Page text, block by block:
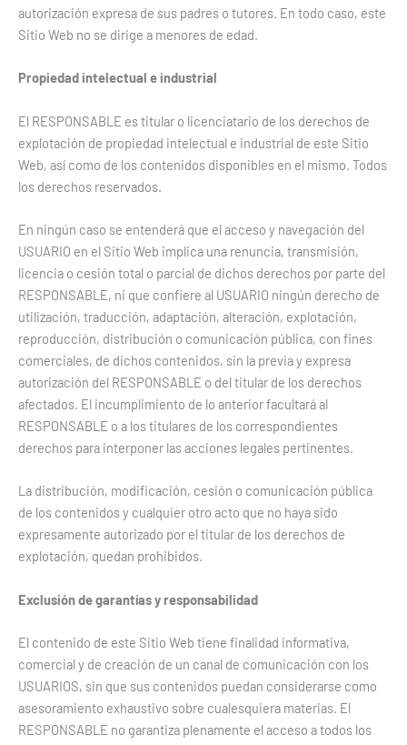
autorización expresa de sus padres o tutores. En todo caso, este
Sitio Web no se dirige a menores de edad.
Propiedad intelectual e industrial
El RESPONSABLE es titular o licenciatario de los derechos de
explotación de propiedad intelectual e industrial de este Sitio
Web, así como de los contenidos disponibles en el mismo. Todos
los derechos reservados.
En ningún caso se entenderá que el acceso y navegación del
USUARIO en el Sitio Web implica una renuncia, transmisión,
licencia o cesión total o parcial de dichos derechos por parte del
RESPONSABLE, ni que confiere al USUARIO ningún derecho de
utilización, traducción, adaptación, alteración, explotación,
reproducción, distribución o comunicación pública, con fines
comerciales, de dichos contenidos, sin la previa y expresa
autorización del RESPONSABLE o del titular de los derechos
afectados. El incumplimiento de lo anterior facultará al
RESPONSABLE o a los titulares de los correspondientes
derechos para interponer las acciones legales pertinentes.
La distribución, modificación, cesión o comunicación pública
de los contenidos y cualquier otro acto que no haya sido
expresamente autorizado por el titular de los derechos de
explotación, quedan prohibidos.
Exclusión de garantías y responsabilidad
El contenido de este Sitio Web tiene finalidad informativa,
comercial y de creación de un canal de comunicación con los
USUARIOS, sin que sus contenidos puedan considerarse como
asesoramiento exhaustivo sobre cualesquiera materias. El
RESPONSABLE no garantiza plenamente el acceso a todos los